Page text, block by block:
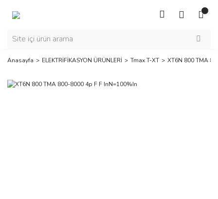
Anasayfa ELEKTRİFİKASYON ÜRÜNLERİ Tmax T-XT XT6N 800 TMA